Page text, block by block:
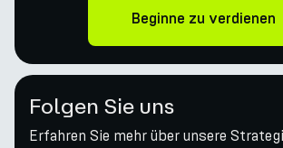
Beginne zu verdienen
Folgen Sie uns
Erfahren Sie mehr über unsere